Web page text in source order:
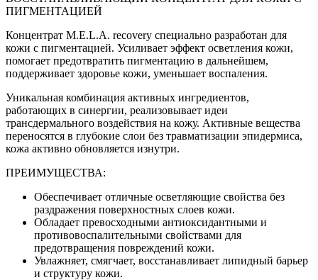
ПИГМЕНТАЦИЕЙ
Концентрат M.E.L.A. recovery специально разработан для
кожи с пигментацией. Усиливает эффект осветления кожи,
помогает предотвратить пигментацию в дальнейшем,
поддерживает здоровье кожи, уменьшает воспаления.
Уникальная комбинация активных ингредиентов,
работающих в синергии, реализовывает идеи
трансдермального воздействия на кожу. Активные вещества
переносятся в глубокие слои без травматизации эпидермиса,
кожа активно обновляется изнутри.
ПРЕИМУЩЕСТВА:
Обеспечивает отличные осветляющие свойства без
раздражения поверхностных слоев кожи.
Обладает превосходными антиоксидантными и
противовоспалительными свойствами для
предотвращения повреждений кожи.
Увлажняет, смягчает, восстанавливает липидный барьер
и структуру кожи.